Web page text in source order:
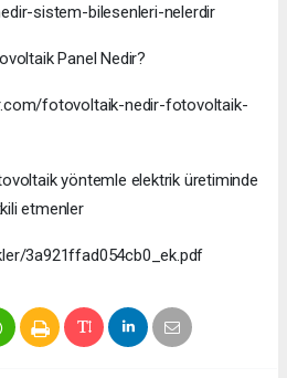
sistem-bilesenleri-nelerdir
Panel Nedir?
fotovoltaik-nedir-fotovoltaik-
yöntemle elektrik üretiminde
etmenler
3a921ffad054cb0_ek.pdf